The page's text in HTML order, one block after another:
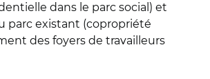
dans le parc social) et
parc existant (copropriété
des foyers de travailleurs